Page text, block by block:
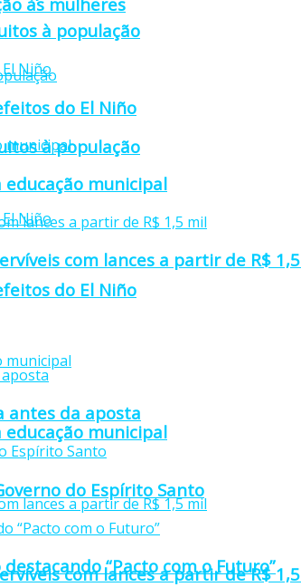
à população
do El Niño
educação municipal
com lances a partir de R$
à população
do El Niño
educação municipal
com lances a partir de R$
antes da aposta
do Espírito Santo
“Pacto com o Futuro”